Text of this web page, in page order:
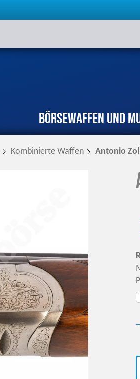
BörseWaffen und
Kombinierte Waffen Antonio